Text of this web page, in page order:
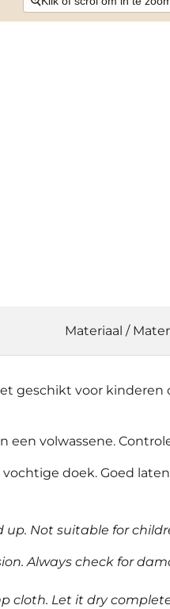
geschikt voor
volwassene.
doek. Goed
up. Not suitable for
Always check for
Let it dry
Materiaal /